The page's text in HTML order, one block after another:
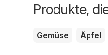
Produkte,
Gemüse Äpfel